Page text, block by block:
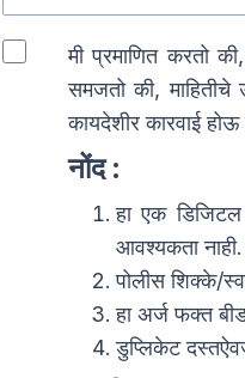
मी प्रमाणित करतो
समजतो की, माहितीचे
कायदेशीर कारवाई
नोंद:
हा एक
आवश्यकता नाही.
पोलीस शिक्के/
हा अर्ज फक्त
डुप्लिकेट